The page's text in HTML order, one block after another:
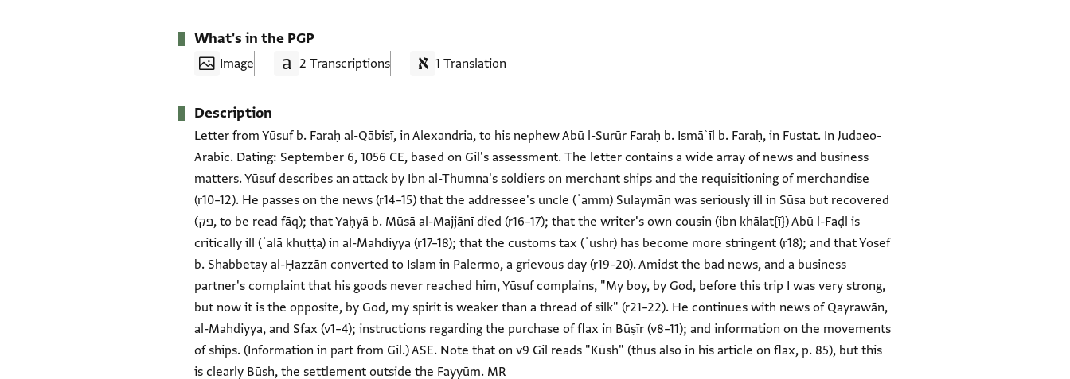
What's in the PGP
Image 2 Transcriptions 1 Translation
Description
Letter from Yūsuf b. Faraḥ al-Qābisī, in Alexandria, to his nephew Abū l-Surūr Faraḥ b. Ismāʿīl b. Faraḥ, in Fustat. In Judaeo-
Arabic. Dating: September 6, 1056 CE, based on Gil's assessment. The letter contains a wide array of news and business
matters. Yūsuf describes an attack by Ibn al-Thumna's soldiers on merchant ships and the requisitioning of merchandise
(r10–12). He passes on the news (r14–15) that the addressee's uncle (ʿamm) Sulaymān was seriously ill in Sūsa but recovered
(פק, to be read fāq); that Yaḥyā b. Mūsā al-Majjānī died (r16–17); that the writer's own cousin (ibn khālat{ī}) Abū l-Faḍl is
critically ill (ʿalā khuṭṭa) in al-Mahdiyya (r17–18); that the customs tax (ʿushr) has become more stringent (r18); and that Yosef
b. Shabbetay al-Ḥazzān converted to Islam in Palermo, a grievous day (r19–20). Amidst the bad news, and a business
partner's complaint that his goods never reached him, Yūsuf complains, "My boy, by God, before this trip I was very strong,
but now it is the opposite, by God, my spirit is weaker than a thread of silk" (r21–22). He continues with news of Qayrawān,
al-Mahdiyya, and Sfax (v1–4); instructions regarding the purchase of flax in Būṣīr (v8–11); and information on the movements
of ships. (Information in part from Gil.) ASE. Note that on v9 Gil reads "Kūsh" (thus also in his article on flax, p. 85), but this
is clearly Būsh, the settlement outside the Fayyūm. MR